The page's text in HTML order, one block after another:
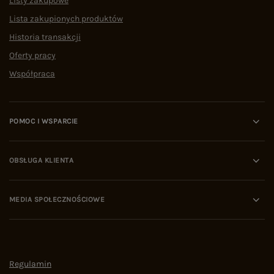
Lista zakupionych produktów
Historia transakcji
Oferty pracy
Współpraca
POMOC I WSPARCIE
OBSŁUGA KLIENTA
MEDIA SPOŁECZNOŚCIOWE
Regulamin